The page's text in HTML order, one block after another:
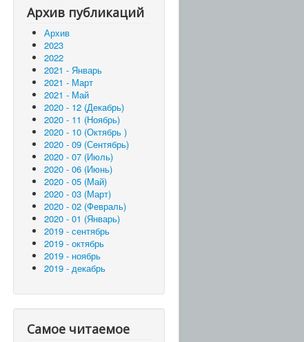
Архив публикаций
Архив
2023
2022
2021 - Январь
2021 - Март
2021 - Май
2020 - 12 (Декабрь)
2020 - 11 (Ноябрь)
2020 - 10 (Октябрь )
2020 - 09 (Сентябрь)
2020 - 07 (Июль)
2020 - 06 (Июнь)
2020 - 05 (Май)
2020 - 03 (Март)
2020 - 02 (Февраль)
2020 - 01 (Январь)
2019 - сентябрь
2019 - октябрь
2019 - ноябрь
2019 - декабрь
Самое читаемое